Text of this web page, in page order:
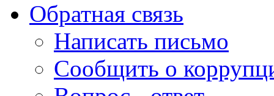
Обратная связь
Написать письмо
Сообщить о